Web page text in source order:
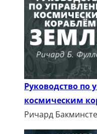
Руководство по
космическим
Ричард